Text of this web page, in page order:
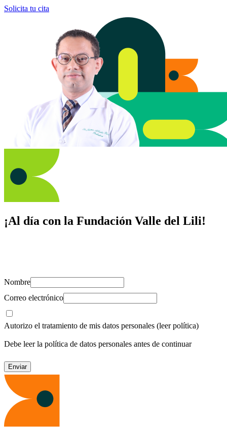
Solicita tu cita
¡Al día con la Fundación Valle del Lili!
Nombre
Correo electrónico
Autorizo el tratamiento de mis datos personales (leer política)
Debe leer la política de datos personales antes de continuar